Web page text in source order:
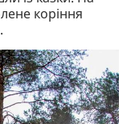
коріння